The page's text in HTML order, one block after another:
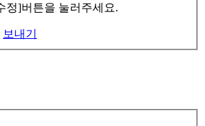
정]버튼을 눌러주세요.
보내기